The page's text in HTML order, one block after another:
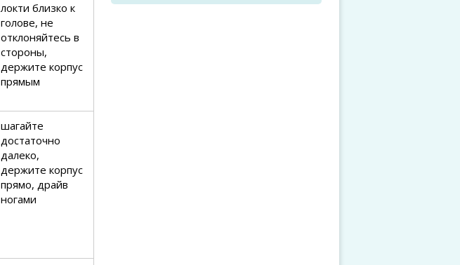
локти близко к
голове, не
отклоняйтесь в
стороны,
держите корпус
прямым
шагайте
достаточно
далеко,
держите корпус
прямо, драйв
ногами